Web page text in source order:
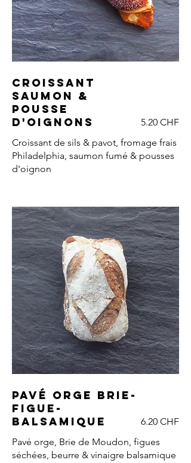
Croissant
saumon &
pousse
d'oignons
Croissant de sils & pavot, fromage frais
Philadelphia, saumon fumé & pousses
d'oignon
5.20 CHF
Pavé orge Brie-
figue-
balsamique
Pavé orge, Brie de Moudon, figues
séchées, beurre & vinaigre balsamique
6.20 CHF